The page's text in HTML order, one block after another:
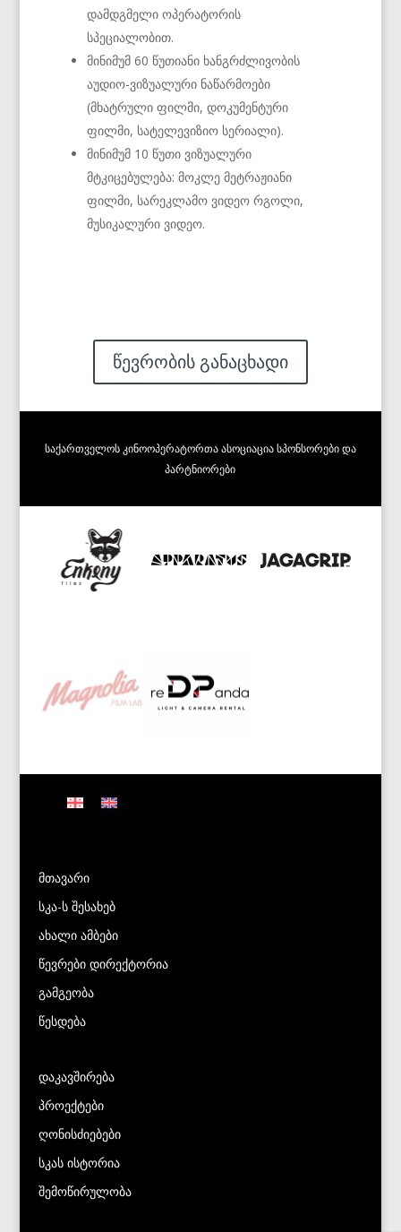
დამდგმელი ოპერატორის
სპეციალობით.
მინიმუმ 60 წუთიანი ხანგრძლივობის
აუდიო-ვიზუალური ნაწარმოები
(მხატრული ფილმი, დოკუმენტური
ფილმი, სატელევიზიო სერიალი).
მინიმუმ 10 წუთი ვიზუალური
მტკიცებულება: მოკლე მეტრაჟიანი
ფილმი, სარეკლამო ვიდეო რგოლი,
მუსიკალური ვიდეო.
წევრობის განაცხადი
ᲡᲐᲥᲐᲠᲗᲕᲔᲚᲝᲡ ᲙᲘᲜᲝᲝᲞᲔᲠᲐᲢᲝᲠᲗᲐ ᲐᲡᲝᲪᲘᲐᲪᲘᲐᲡᲞᲝᲜᲡᲝᲠᲔᲑᲘ ᲓᲐ
ᲞᲐᲠᲢᲜᲘᲝᲠᲔᲑᲘ
მთავარი
სკა-ს შესახებ
ახალი ამბები
წევრები დირექტორია
გამგეობა
წესდება
დაკავშირება
პროექტები
ღონისძიებები
სკას ისტორია
შემოწირულობა